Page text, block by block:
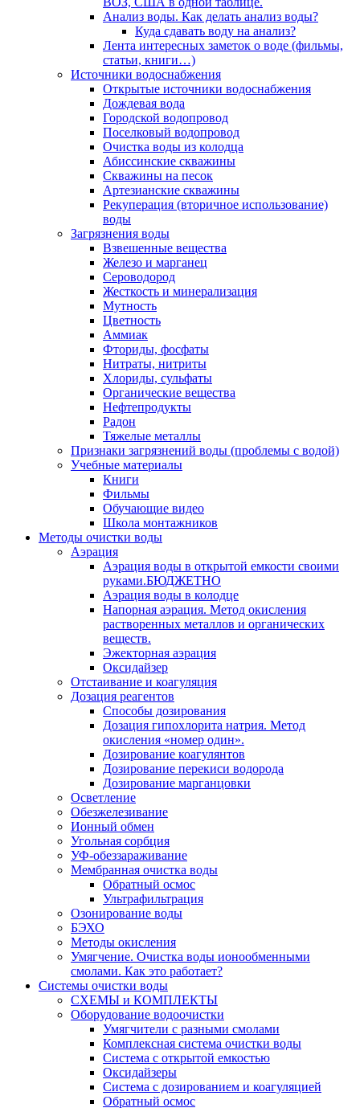
Анализ воды. Как делать анализ воды?
Куда сдавать воду на анализ?
Лента интересных заметок о воде (фильмы,
статьи, книги…)
Источники водоснабжения
Открытые источники водоснабжения
Дождевая вода
Городской водопровод
Поселковый водопровод
Очистка воды из колодца
Абиссинские скважины
Скважины на песок
Артезианские скважины
Рекуперация (вторичное использование)
воды
Загрязнения воды
Взвешенные вещества
Железо и марганец
Сероводород
Жесткость и минерализация
Мутность
Цветность
Аммиак
Фториды, фосфаты
Нитраты, нитриты
Хлориды, сульфаты
Органические вещества
Нефтепродукты
Радон
Тяжелые металлы
Признаки загрязнений воды (проблемы с водой)
Учебные материалы
Книги
Фильмы
Обучающие видео
Школа монтажников
Методы очистки воды
Аэрация
Аэрация воды в открытой емкости своими
руками.БЮДЖЕТНО
Аэрация воды в колодце
Напорная аэрация. Метод окисления
растворенных металлов и органических
веществ.
Эжекторная аэрация
Оксидайзер
Отстаивание и коагуляция
Дозация реагентов
Способы дозирования
Дозация гипохлорита натрия. Метод
окисления «номер один».
Дозирование коагулянтов
Дозирование перекиси водорода
Дозирование марганцовки
Осветление
Обезжелезивание
Ионный обмен
Угольная сорбция
УФ-обеззараживание
Мембранная очистка воды
Обратный осмос
Ультрафильтрация
Озонирование воды
БЭХО
Методы окисления
Умягчение. Очистка воды ионообменными
смолами. Как это работает?
Системы очистки воды
СХЕМЫ и КОМПЛЕКТЫ
Оборудование водоочистки
Умягчители с разными смолами
Комплексная система очистки воды
Система с открытой емкостью
Оксидайзеры
Система с дозированием и коагуляцией
Обратный осмос